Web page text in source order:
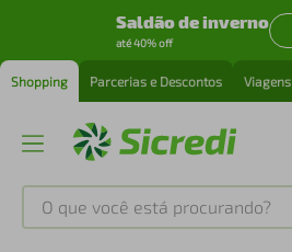
Saldão de inverno
até 40% off
Shopping Parcerias e Descontos Viagens
O que você está procurando?